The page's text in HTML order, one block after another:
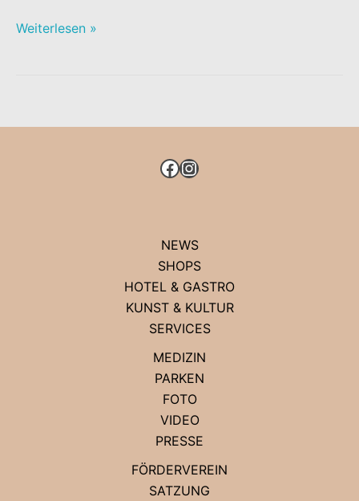
UMLEITUNGEN
Weiterlesen »
FACEBOOK
INSTAGRAM
NEWS
SHOPS
HOTEL & GASTRO
KUNST & KULTUR
SERVICES
MEDIZIN
PARKEN
FOTO
VIDEO
PRESSE
FÖRDERVEREIN
SATZUNG